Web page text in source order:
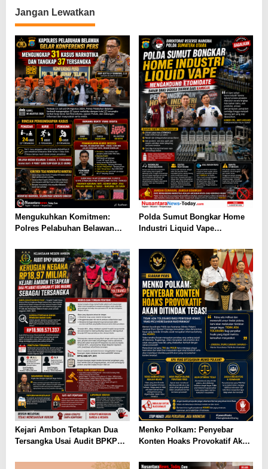
Jangan Lewatkan
Mengukuhkan Komitmen:
Polres Pelabuhan Belawan
Amankan 37 Tersangka
Polda Sumut Bongkar Home
Industri Liquid Vape
Diduga dari Kamboja
Kejari Ambon Tetapkan Dua
Tersangka Usai Audit BPKP
Rp18,97 Miliar di PT Dok
Menko Polkam: Penyebar
Konten Hoaks Provokatif Akan